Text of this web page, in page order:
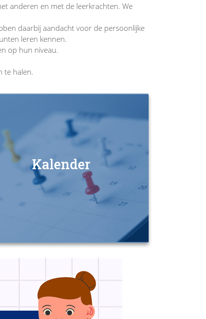
anderen en met de leerkrachten. We
daarbij aandacht voor de persoonlijke
leren kennen.
op hun niveau.
te halen.
Kalender